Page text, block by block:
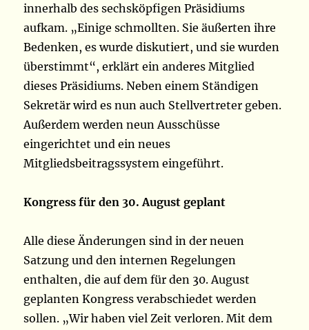
innerhalb des sechsköpfigen Präsidiums
aufkam. „Einige schmollten. Sie äußerten ihre
Bedenken, es wurde diskutiert, und sie wurden
überstimmt“, erklärt ein anderes Mitglied
dieses Präsidiums. Neben einem Ständigen
Sekretär wird es nun auch Stellvertreter geben.
Außerdem werden neun Ausschüsse
eingerichtet und ein neues
Mitgliedsbeitragssystem eingeführt.
Kongress für den 30. August geplant
Alle diese Änderungen sind in der neuen
Satzung und den internen Regelungen
enthalten, die auf dem für den 30. August
geplanten Kongress verabschiedet werden
sollen. „Wir haben viel Zeit verloren. Mit dem